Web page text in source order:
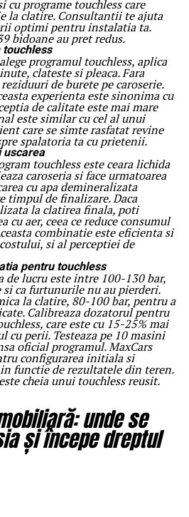
cu programe touchless care
la clatire. Consultantii te ajuta
optimi pentru instalatia ta.
bidoane au pret redus.
programul touchless, aplica
clateste si pleaca. Fara
de burete pe caroserie.
experienta este sinonima cu
de calitate este mai mare
este similar cu cel al unui
care se simte rasfatat revine
spalatoria ta cu prietenii.
uscarea
touchless este ceara lichida
caroseria si face urmatoarea
cu apa demineralizata
timpul de finalizare. Daca
la clatirea finala, poti
cu aer, ceea ce reduce consumul
combinatie este eficienta si
si al perceptiei de
pentru touchless
de lucru este intre 100-130 bar,
si ca furtunurile nu au pierderi.
la clatire, 80-100 bar, pentru a
Calibreaza dozatorul pentru
care este cu 15-25% mai
cu perii. Testeaza pe 10 masini
oficial programul. MaxCars
configurarea initiala si
functie de rezultatele din teren.
cheia unui touchless reusit.
unde se
și începe dreptul